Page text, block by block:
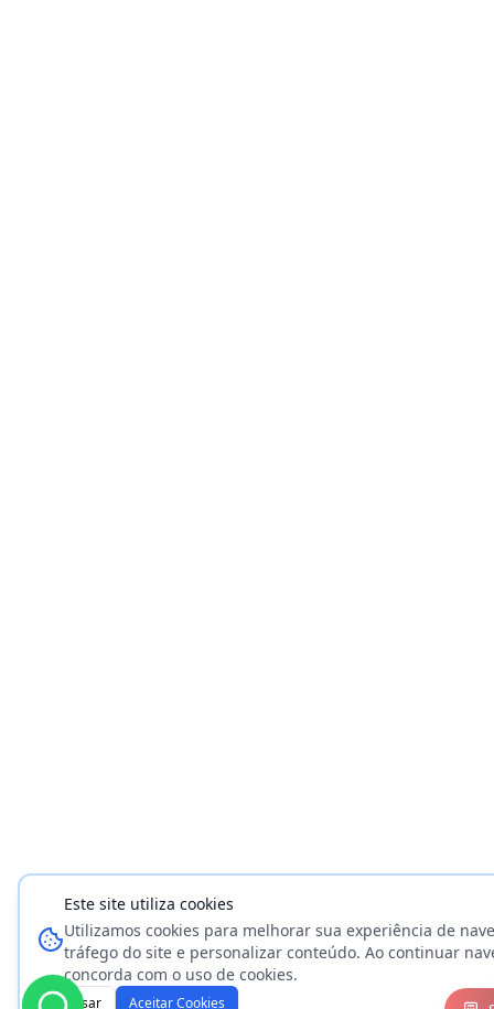
Este site utiliza cookies
Utilizamos cookies para melhorar sua experiência de
tráfego do site e personalizar conteúdo. Ao continuar
concorda com o uso de cookies.
Recusar Aceitar Cookies